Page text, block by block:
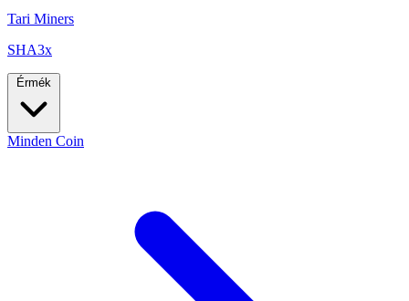
Tari Miners
SHA3x
Érmék
Minden Coin